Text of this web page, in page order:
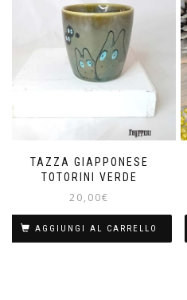
TAZZA GIAPPONESE
TOTORINI VERDE
20,00€
AGGIUNGI AL CARRELLO